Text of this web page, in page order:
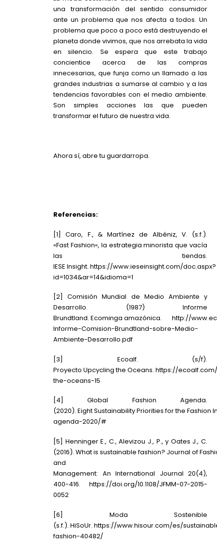
una transformación del sentido consumidor
ante un problema que nos afecta a todos. Un
problema que poco a poco está destruyendo el
planeta donde vivimos, que nos arrebata la vida
en silencio. Se espera que este trabajo
concientice acerca de las compras
innecesarias, que funja como un llamado a las
grandes industrias a sumarse al cambio y a las
tendencias favorables con el medio ambiente.
Son simples acciones las que pueden
transformar el futuro de nuestra vida.
Ahora sí, abre tu guardarropa.
Referencias:
[1]Caro, F., & Martínez de Albéniz, V. (s.f.).
«Fast Fashion«, la estrategia minorista que vacía
las tiendas.
IESE Insight. https://www.ieseinsight.com/doc.aspx?
id=1034&ar=14&idioma=1
[2] Comisión Mundial de Medio Ambiente y
Desarrollo. (1987) Informe
Brundtland. Ecominga amazónica. http://
Informe-Comision-Brundtland-sobre-Medio-
Ambiente-Desarrollo.pdf
[3] Ecoalf. (s/f).
Proyecto Upcycling the Oceans. https://
the-oceans-15
[4] Global Fashion Agenda.
(2020). EightSustainabilityPriorities forthe Fashion
agenda-2020/#
[5] HenningerE., C.,Alevizou J., P., y Oates J., C.
(2016). Whatis sustainable fashion? Journal of
and
Management: An International Journal 20(4),
400-416. https://doi.org/10.1108/JFMM-07-2015-
0052
[6] Moda Sostenible
(s.f.). HiSoUr. https://www.hisour.com/es/
fashion-40482/